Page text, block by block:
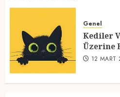
Genel
Kediler
Üzerine
12 MART